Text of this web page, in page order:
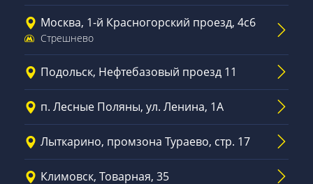
Москва, 1-й Красногорский проезд, 4с6
Стрешнево
Подольск, Нефтебазовый проезд 11
п. Лесные Поляны, ул. Ленина, 1А
Лыткарино, промзона Тураево, стр. 17
Климовск, Товарная, 35